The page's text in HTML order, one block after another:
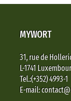
MYWORT
31, rue de
L-1741
Tel.:(+352) 4993-1
E-mail: